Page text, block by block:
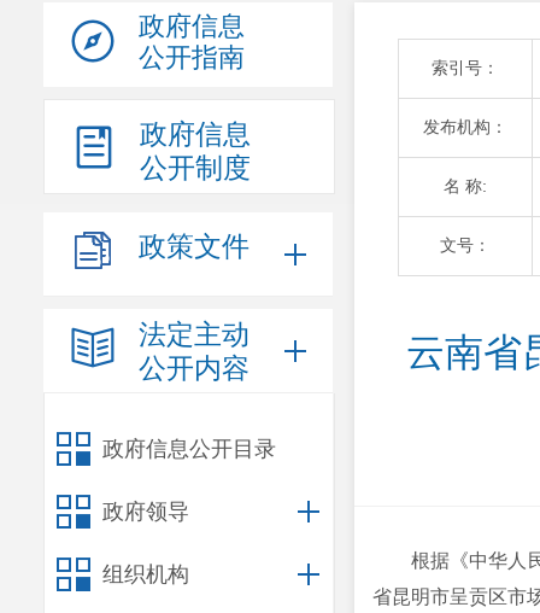
政府信息
公开指南
政府信息
公开制度
政策文件
法定主动
公开内容
政府信息公开目录
政府领导
组织机构
索引号：
发布机构：
名 称:
文号：
云南省
根据《中华人
省昆明市呈贡区市